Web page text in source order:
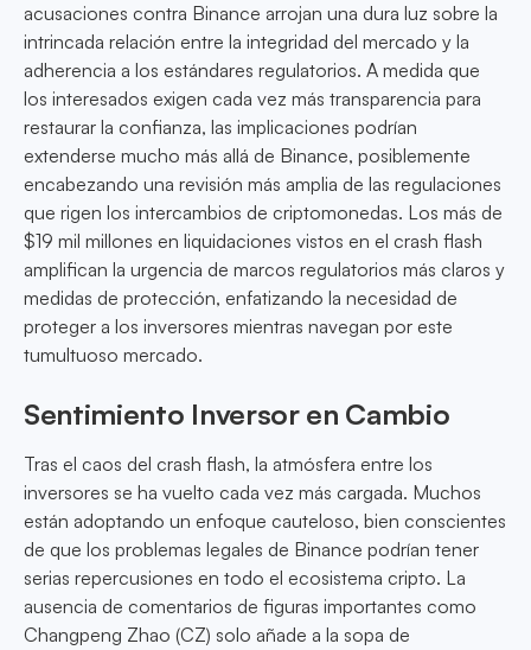
acusaciones contra Binance arrojan una dura luz sobre la
intrincada relación entre la integridad del mercado y la
adherencia a los estándares regulatorios. A medida que
los interesados exigen cada vez más transparencia para
restaurar la confianza, las implicaciones podrían
extenderse mucho más allá de Binance, posiblemente
encabezando una revisión más amplia de las regulaciones
que rigen los intercambios de criptomonedas. Los más de
$19 mil millones en liquidaciones vistos en el crash flash
amplifican la urgencia de marcos regulatorios más claros y
medidas de protección, enfatizando la necesidad de
proteger a los inversores mientras navegan por este
tumultuoso mercado.
Sentimiento Inversor en Cambio
Tras el caos del crash flash, la atmósfera entre los
inversores se ha vuelto cada vez más cargada. Muchos
están adoptando un enfoque cauteloso, bien conscientes
de que los problemas legales de Binance podrían tener
serias repercusiones en todo el ecosistema cripto. La
ausencia de comentarios de figuras importantes como
Changpeng Zhao (CZ) solo añade a la sopa de